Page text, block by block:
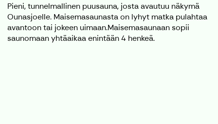
Pieni, tunnelmallinen puusauna, josta avautuu näkymä
Ounasjoelle. Maisemasaunasta on lyhyt matka pulahtaa
avantoon tai jokeen uimaan.Maisemasaunaan sopii
saunomaan yhtäaikaa enintään 4 henkeä.